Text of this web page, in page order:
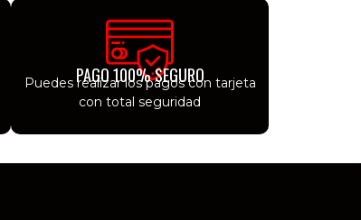
PAGO 100% SEGURO
Puedes realizar los pagos con tarjeta
con total seguridad